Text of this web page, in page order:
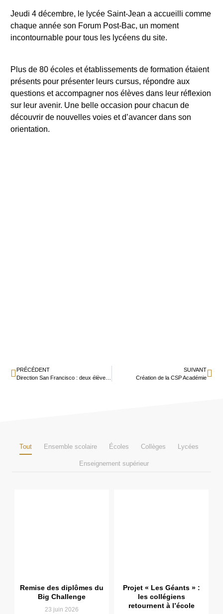
Jeudi 4 décembre, le lycée Saint-Jean a accueilli comme
chaque année son Forum Post-Bac, un moment
incontournable pour tous les lycéens du site.
Plus de 80 écoles et établissements de formation étaient
présents pour présenter leurs cursus, répondre aux
questions et accompagner nos élèves dans leur réflexion
sur leur avenir. Une belle occasion pour chacun de
découvrir de nouvelles voies et d’avancer dans son
orientation.
PRÉCÉDENT
Direction San Francisco : deux élèves de Saint-Jean décrochent un stage d’exception
SUIVANT
Création de la CSP Académie
Tout Ensemble scolaire Écoles Collèges Lycées
Enseignement supérieur
Remise des diplômes du
Big Challenge
23 juin 2026
Projet « Les Géants » :
les collégiens
retournent à l’école